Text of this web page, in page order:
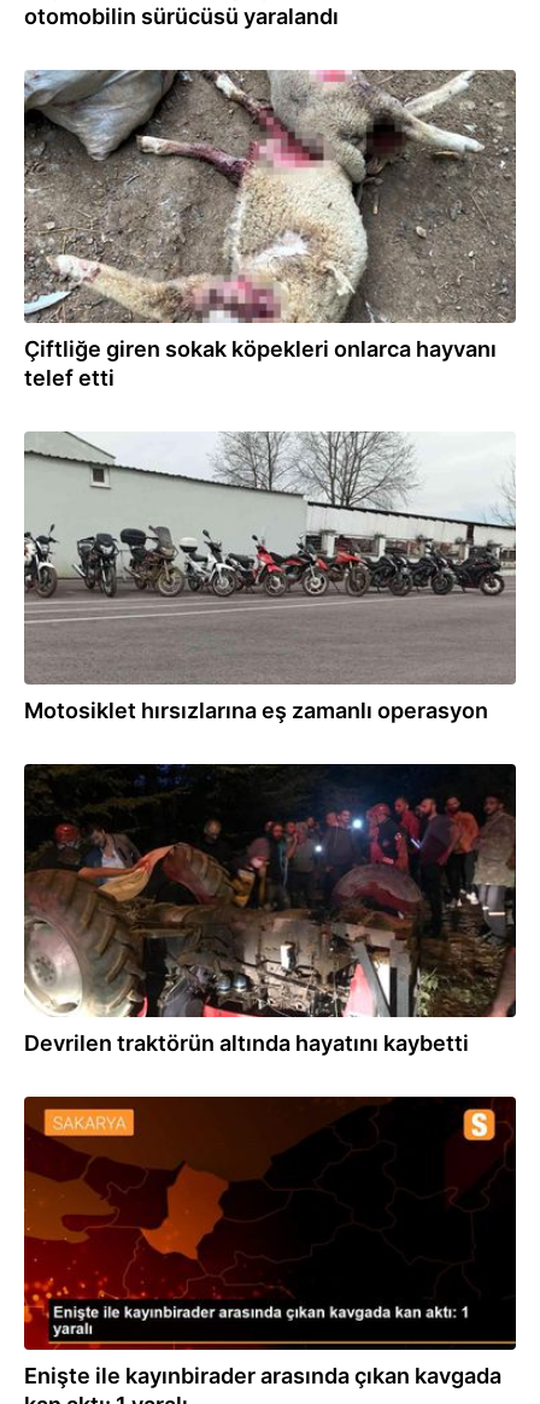
otomobilin sürücüsü yaralandı
21.06.2022
Çiftliğe giren sokak köpekleri onlarca hayvanı
telef etti
16.03.2022
Motosiklet hırsızlarına eş zamanlı operasyon
13.09.2021
Devrilen traktörün altında hayatını kaybetti
21.08.2021
Enişte ile kayınbirader arasında çıkan kavgada